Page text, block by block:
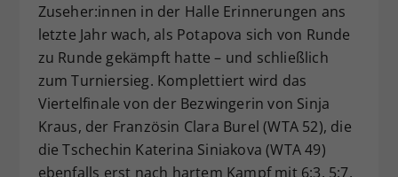
Zuseher:innen in der Halle Erinnerungen ans
letzte Jahr wach, als Potapova sich von Runde
zu Runde gekämpft hatte – und schließlich
zum Turniersieg. Komplettiert wird das
Viertelfinale von der Bezwingerin von Sinja
Kraus, der Französin Clara Burel (WTA 52), die
die Tschechin Katerina Siniakova (WTA 49)
ebenfalls erst nach hartem Kampf mit 6:3, 5:7,